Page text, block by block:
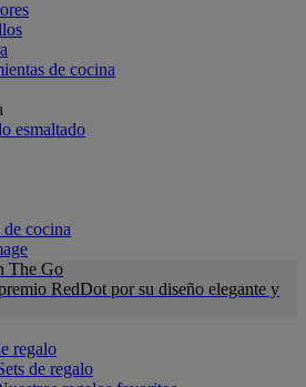
de cocina
esmaltado
cocina
The Go
RedDot por su diseño elegante y
regalo
de regalo